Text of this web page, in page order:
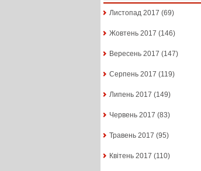
Листопад 2017 (69)
Жовтень 2017 (146)
Вересень 2017 (147)
Серпень 2017 (119)
Липень 2017 (149)
Червень 2017 (83)
Травень 2017 (95)
Квітень 2017 (110)